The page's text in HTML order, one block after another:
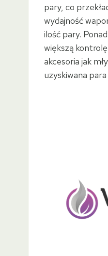
pary, co
wydajność
ilość pary.
większą
akcesoria jak
uzyskiwana